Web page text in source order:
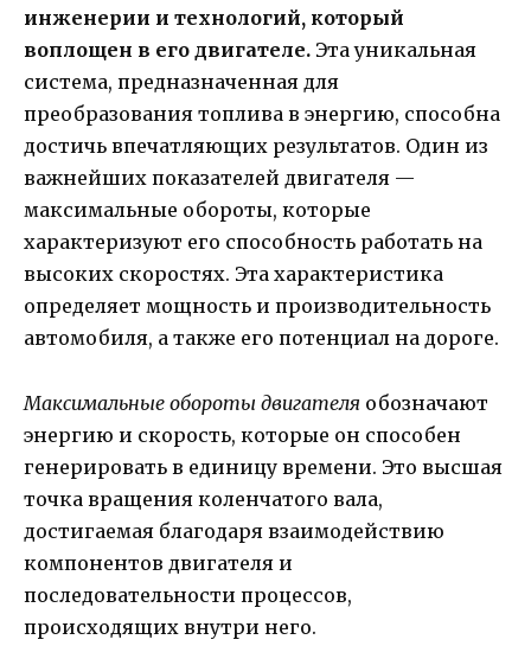
инженерии и технологий, который
воплощен в его двигателе. Эта уникальная
система, предназначенная для
преобразования топлива в энергию, способна
достичь впечатляющих результатов. Один из
важнейших показателей двигателя —
максимальные обороты, которые
характеризуют его способность работать на
высоких скоростях. Эта характеристика
определяет мощность и производительность
автомобиля, а также его потенциал на дороге.
Максимальные обороты двигателя обозначают
энергию и скорость, которые он способен
генерировать в единицу времени. Это высшая
точка вращения коленчатого вала,
достигаемая благодаря взаимодействию
компонентов двигателя и
последовательности процессов,
происходящих внутри него.